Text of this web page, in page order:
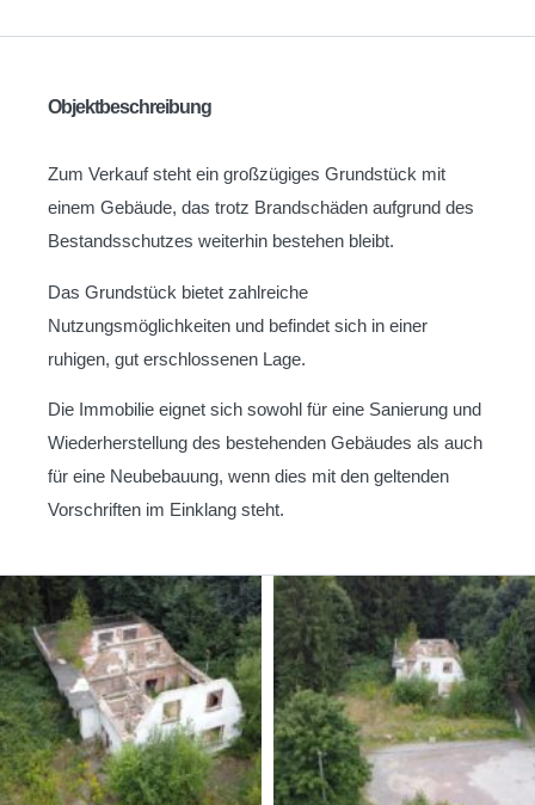
Objektbeschreibung
Zum Verkauf steht ein großzügiges Grundstück mit
einem Gebäude, das trotz Brandschäden aufgrund des
Bestandsschutzes weiterhin bestehen bleibt.
Das Grundstück bietet zahlreiche
Nutzungsmöglichkeiten und befindet sich in einer
ruhigen, gut erschlossenen Lage.
Die Immobilie eignet sich sowohl für eine Sanierung und
Wiederherstellung des bestehenden Gebäudes als auch
für eine Neubebauung, wenn dies mit den geltenden
Vorschriften im Einklang steht.